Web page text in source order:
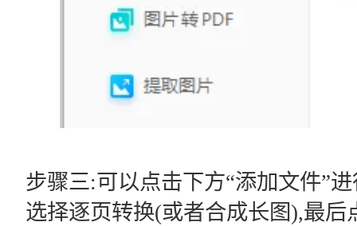
步骤三:可以点击下方“添加文件”
选择逐页转换(或者合成长图),最后